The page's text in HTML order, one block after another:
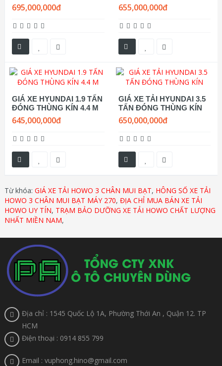
695,000,000đ 655,000,000đ
GIÁ XE HYUNDAI 1.9 TẤN
ĐÓNG THÙNG KÍN 4.4 M
645,000,000đ
GIÁ XE TẢI HYUNDAI 3.5
TẤN ĐÓNG THÙNG KÍN
650,000,000đ
Từ khóa: GIÁ XE TẢI HOWO 3 CHÂN MUI BẠT, HÔNG SỐ XE TẢI
HOWO 3 CHÂN MUI BẠT MÁY 270, ĐỊA CHỈ MUA BÁN XE TẢI
HOWO UY TÍN, TRẠM BẢO DƯỠNG XE TẢI HOWO CHẤT LƯỢNG
NHẤT MIỀN NAM,
Địa chỉ : 1545 Quốc Lộ 1A, Phường Thới An , Quận 12. TP
HCM
Điện thoại : 0914 855 799
Email : vuphong.hino@gmail.com